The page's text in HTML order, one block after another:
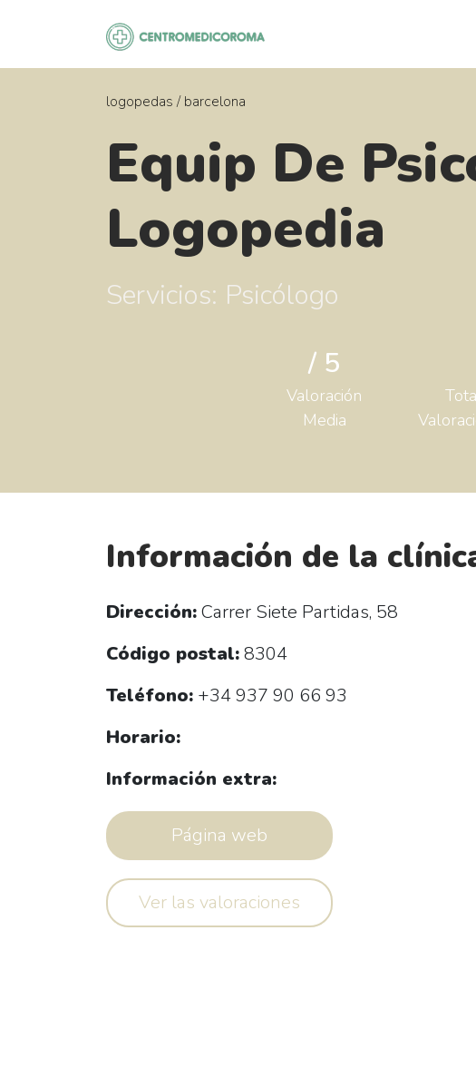
logopedas / barcelona
Equip De
Logopedia
Servicios: Psicólogo
/ 5
Valoración
Media
Información de la
Dirección:Carrer Siete Partidas, 58
Código postal:8304
Teléfono: +34 937 90 66 93
Horario:
Información extra:
Página web
Ver las valoraciones